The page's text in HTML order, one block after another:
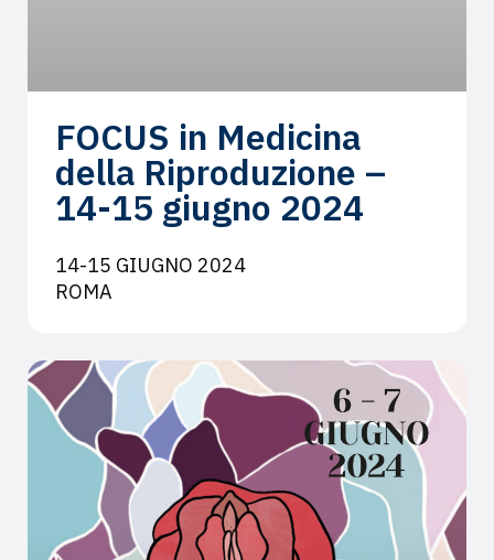
FOCUS in Medicina
della Riproduzione –
14-15 giugno 2024
14-15 GIUGNO 2024
ROMA